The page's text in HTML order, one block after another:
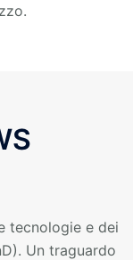
tecnologie e dei
Un traguardo